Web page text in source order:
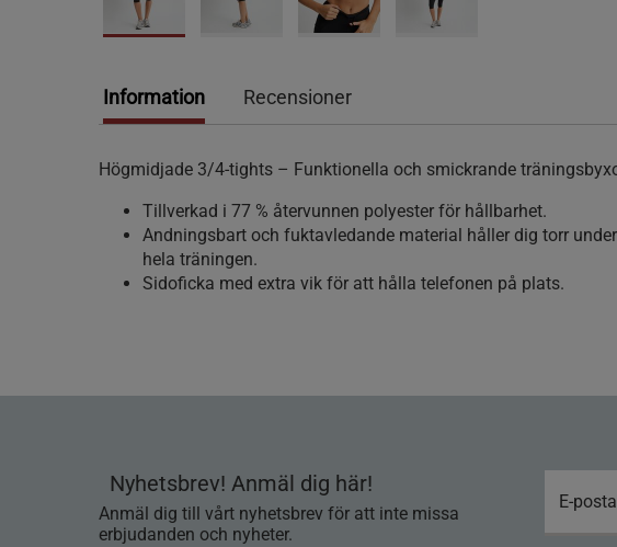
Information Recensioner
Högmidjade 3/4-tights – Funktionella och smickrande
Tillverkad i 77 % återvunnen polyester för hållbarhet.
Andningsbart och fuktavledande material håller dig torr under
hela träningen.
Sidoficka med extra vik för att hålla telefonen på plats.
Nyhetsbrev! Anmäl dig här!
Anmäl dig till vårt nyhetsbrev för att inte missa
erbjudanden och nyheter.